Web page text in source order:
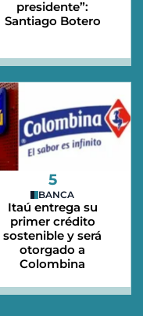
presidente”:
Santiago Botero
5
BANCA
Itaú entrega su
primer crédito
sostenible y será
otorgado a
Colombina